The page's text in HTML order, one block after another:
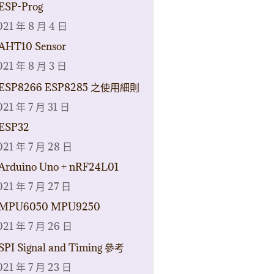
Prog
年 8 月 4 日
Sensor
年 8 月 3 日
ESP8285 之使用細則
年 7 月 31 日
年 7 月 28 日
Uno + nRF24L01
年 7 月 27 日
MPU9250
年 7 月 26 日
Signal and Timing 參考
年 7 月 23 日